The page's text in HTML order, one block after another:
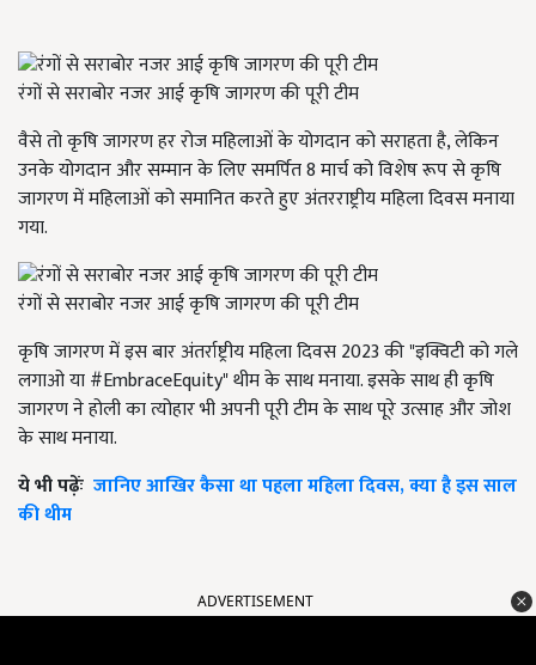
रंगों से सराबोर नजर आई कृषि जागरण की पूरी टीम
वैसे तो कृषि जागरण हर रोज महिलाओं के योगदान को सराहता है, लेकिन
उनके योगदान और सम्मान के लिए समर्पित 8 मार्च को विशेष रूप से कृषि
जागरण में महिलाओं को समानित करते हुए अंतरराष्ट्रीय महिला दिवस मनाया
गया.
रंगों से सराबोर नजर आई कृषि जागरण की पूरी टीम
कृषि जागरण में इस बार अंतर्राष्ट्रीय महिला दिवस 2023 की "इक्विटी को गले
लगाओ या #EmbraceEquity" थीम के साथ मनाया. इसके साथ ही कृषि
जागरण ने होली का त्योहार भी अपनी पूरी टीम के साथ पूरे उत्साह और जोश
के साथ मनाया.
ये भी पढ़ेंः जानिए आखिर कैसा था पहला महिला दिवस, क्या है इस साल
की थीम
ADVERTISEMENT